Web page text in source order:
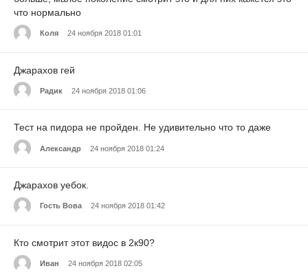
что нормально
Коля 24 ноября 2018 01:01
Джарахов гей
Радик 24 ноября 2018 01:06
Тест на пидора не пройден. Не удивительно что то даже
Александр 24 ноября 2018 01:24
Джарахов уебок.
Гость Вова 24 ноября 2018 01:42
Кто смотрит этот видос в 2к90?
Иван 24 ноября 2018 02:05